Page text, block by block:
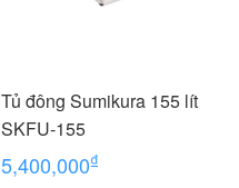
Tủ đông Sumikura 155 lít
SKFU-155
5,400,000₫